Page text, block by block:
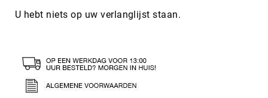
U hebt niets op uw verlanglijst staan.